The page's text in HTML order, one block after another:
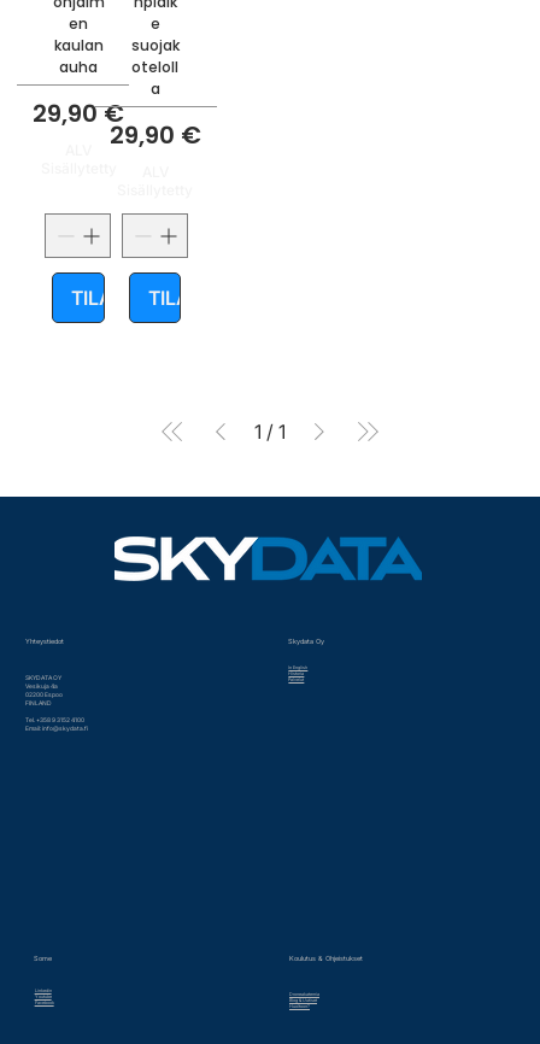
en
kaulan
auha
Hinta
29,90 €
TILAA
e
suojak
oteloll
a
Hinta
29,90 €
TILAA
1 / 1
Yhteystiedot
SKYDATA OY
Vesikuja 4a
02200 Espoo
FINLAND
Tel. +358 9 3152 4100
Email:info@skydata.fi
Some
Linkedin
Youtube
Facebook
Koulutus & Ohjeistukset
Droneakatemia
Blog & Uutiset
Huoltoon?
Skydata Oy
In English
Historia
Palvelut